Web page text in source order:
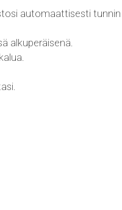
automaattisesti tunnin
alkuperäisenä.